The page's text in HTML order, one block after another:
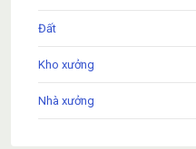
Đất
Kho xưởng
Nhà xưởng